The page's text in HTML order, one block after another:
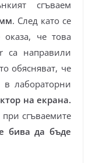
сгъваем
. След като се
че това
са направили
обясняват, че
лабораторни
на екрана.
сгъваемите
бива да бъде